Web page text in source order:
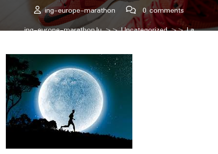
ing-europe-marathon
0 comments
ing-europe-marathon.lu>>Uncategorized>> La